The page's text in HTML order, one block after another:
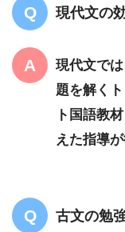
現代文の
現代文で
題を解く
ト国語教
えた指導
古文の勉